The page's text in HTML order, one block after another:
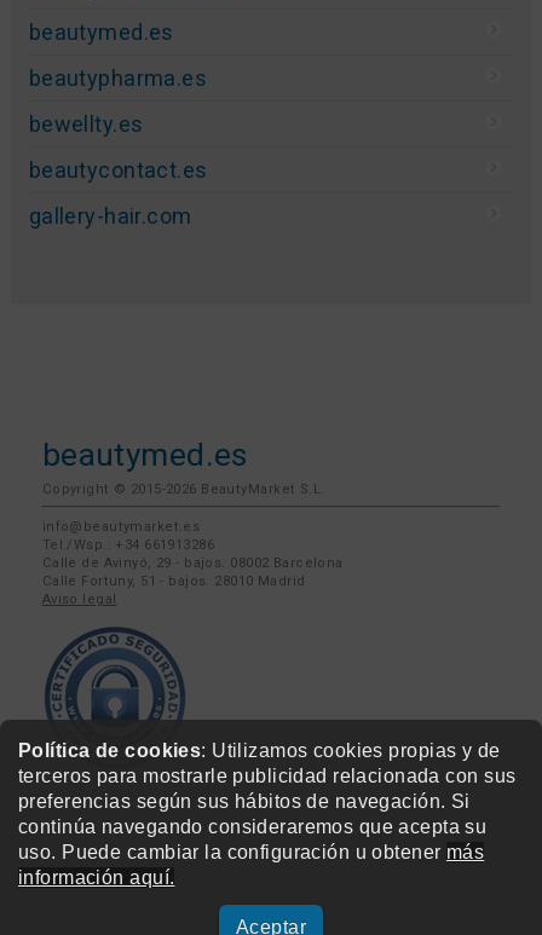
Política de cookies: Utilizamos cookies propias y de
terceros para mostrarle publicidad relacionada con sus
preferencias según sus hábitos de navegación. Si
continúa navegando consideraremos que acepta su
uso. Puede cambiar la configuración u obtener más
información aquí.
Aceptar
beautymed.es
beautypharma.es
bewellty.es
beautycontact.es
gallery-hair.com
beautymed.es
Copyright © 2015-2026 BeautyMarket S.L.
info@beautymarket.es
Tel./Wsp.: +34 661913286
Calle de Avinyó, 29 - bajos. 08002 Barcelona
Calle Fortuny, 51 - bajos. 28010 Madrid
Aviso legal